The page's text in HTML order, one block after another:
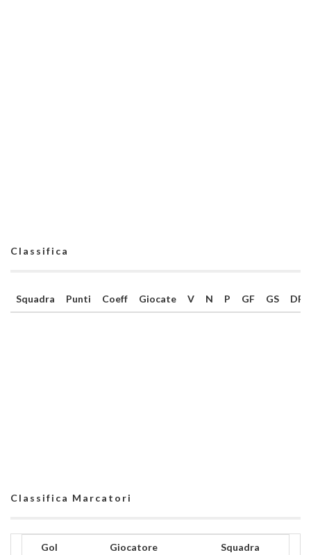
Classifica
Squadra Punti Coeff Giocate V N P GF GS DR
Classifica Marcatori
Gol Giocatore Squadra